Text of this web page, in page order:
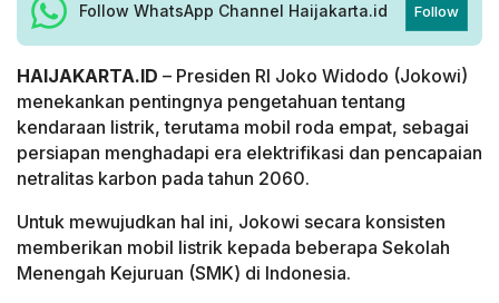
Follow WhatsApp Channel Haijakarta.id Follow
HAIJAKARTA.ID – Presiden RI Joko Widodo (Jokowi)
menekankan pentingnya pengetahuan tentang
kendaraan listrik, terutama mobil roda empat, sebagai
persiapan menghadapi era elektrifikasi dan pencapaian
netralitas karbon pada tahun 2060.
Untuk mewujudkan hal ini, Jokowi secara konsisten
memberikan mobil listrik kepada beberapa Sekolah
Menengah Kejuruan (SMK) di Indonesia.